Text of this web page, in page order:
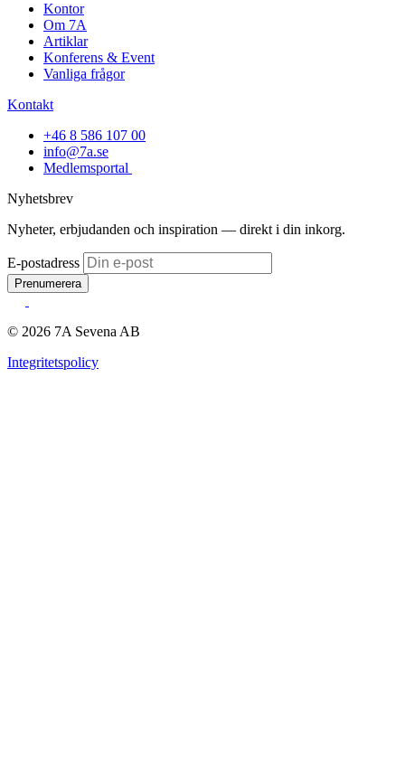
Kontor
Om 7A
Artiklar
Konferens & Event
Vanliga frågor
Kontakt
+46 8 586 107 00
info@7a.se
Medlemsportal
Nyhetsbrev
Nyheter, erbjudanden och inspiration — direkt i din inkorg.
E-postadress
Prenumerera
© 2026 7A Sevena AB
Integritetspolicy